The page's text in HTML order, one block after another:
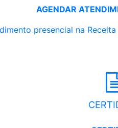
AGENDAR
presencial na